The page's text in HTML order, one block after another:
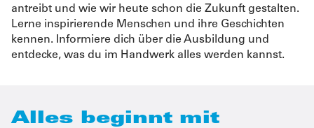
antreibt und wie wir heute schon die Zukunft gestalten.
Lerne inspirierende Menschen und ihre Geschichten
kennen. Informiere dich über die Ausbildung und
entdecke, was du im Handwerk alles werden kannst.
Alles beginnt mit